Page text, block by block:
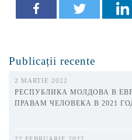
Publicații recente
2 MARTIE 2022
РЕСПУБЛИКА МОЛДОВА В
ПРАВАМ ЧЕЛОВЕКА В 2021